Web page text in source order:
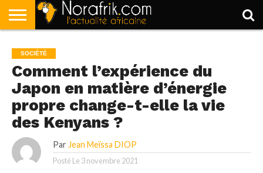
POLITIQUE
SOCIÉTÉ
ECONOMIE
SPORT
LIFESTYLE
SOCIÉTÉ
Comment l’expérience du
Japon en matière d’énergie
propre change-t-elle la vie
des Kenyans ?
Par Jean Meïssa DIOP
Posté Le 3 novembre 2021